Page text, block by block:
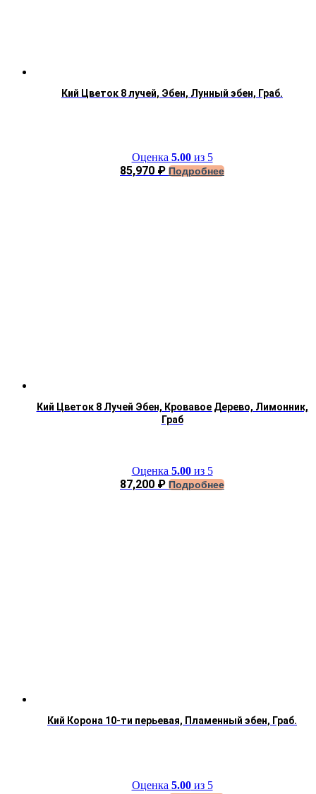
Кий Цветок 8 лучей, Эбен, Лунный эбен, Граб.
Оценка 5.00из 5
85,970 ₽ Подробнее
Кий Цветок 8 Лучей Эбен, Кровавое Дерево, Лимонник,
Граб
Оценка 5.00из 5
87,200 ₽ Подробнее
Кий Корона 10-ти перьевая, Пламенный эбен, Граб.
Оценка 5.00из 5